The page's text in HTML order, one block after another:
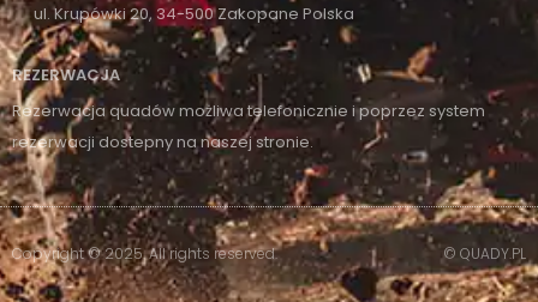
ul. Krupówki 20, 34-500 Zakopane Polska
REZERWACJA
Rezerwacja quadów możliwa telefonicznie i poprzez system
rezerwacji dostepny na naszej stronie.
Copyright © 2025. All rights reserved. © QUADY.PL